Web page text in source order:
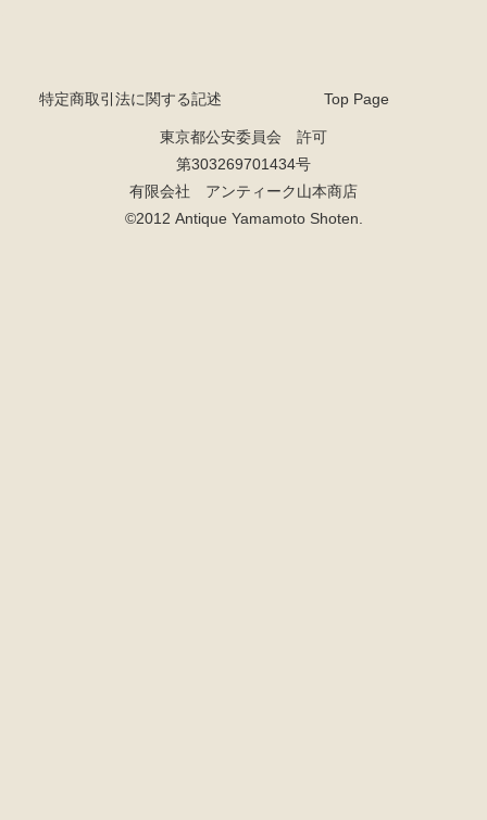
特定商取引法に関する記述 Top Page
東京都公安委員会 許可
第303269701434号
有限会社 アンティーク山本商店
©2012 Antique Yamamoto Shoten.